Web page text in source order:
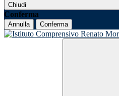
Chiudi
Conferma
Annulla Conferma